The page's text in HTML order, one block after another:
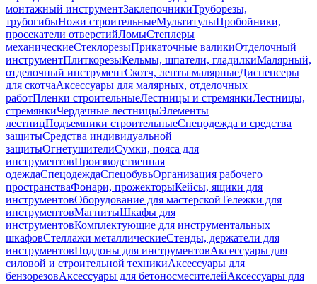
монтажный инструментЗаклепочникиТруборезы,
трубогибыНожи строительныеМультитулыПробойники,
просекатели отверстийЛомыСтеплеры
механическиеСтеклорезыПрикаточные валикиОтделочный
инструментПлиткорезыКельмы, шпатели, гладилкиМалярный,
отделочный инструментСкотч, ленты малярныеДиспенсеры
для скотчаАксессуары для малярных, отделочных
работПленки строительныеЛестницы и стремянкиЛестницы,
стремянкиЧердачные лестницыЭлементы
лестницПодъемники строительныеСпецодежда и средства
защитыСредства индивидуальной
защитыОгнетушителиСумки, пояса для
инструментовПроизводственная
одеждаСпецодеждаСпецобувьОрганизация рабочего
пространстваФонари, прожекторыКейсы, ящики для
инструментовОборудование для мастерскойТележки для
инструментовМагнитыШкафы для
инструментовКомплектующие для инструментальных
шкафовСтеллажи металлическиеСтенды, держатели для
инструментовПоддоны для инструментовАксессуары для
силовой и строительной техникиАксессуары для
бензорезовАксессуары для бетоносмесителейАксессуары для